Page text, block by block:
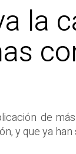
la
de
y que ya